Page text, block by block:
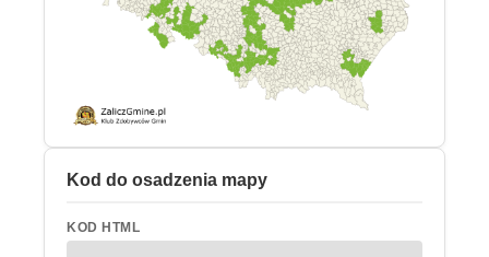
Kod do osadzenia mapy
KOD HTML